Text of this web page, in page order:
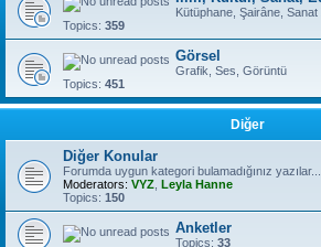
Kütüphane, Şairâne,
Topics: 359
Görsel
Grafik, Ses, Görüntü
Topics: 451
Diğer
Diğer Konular
Forumda uygun kategori bulamadığınız yazılar...
Moderators: VYZ Leyla Hanne
Topics: 150
Anketler
Topics: 33